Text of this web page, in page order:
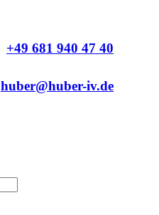
+49 681 940 47 40
huber@huber-iv.de